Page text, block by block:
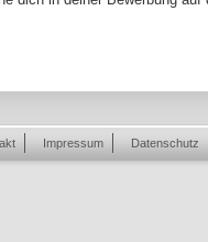
Impressum Datenschutz